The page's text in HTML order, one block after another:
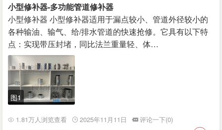
小型修补器-多功能管道修补器
小型修补器 小型修补器适用于漏点较小、管道外径较小的
各种输油、输气、给/排水管道的快速抢修。它具有以下特
点：实现带压封堵，同比法兰重量轻、体…
图1
1.81万人浏览查看 2025年11月11日
评论一下(0)